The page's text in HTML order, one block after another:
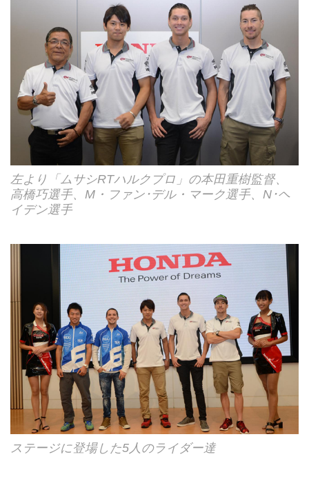
左より「ムサシRTハルクプロ」の本田重樹監督、
高橋巧選手、M・ファン･デル・マーク選手、N･ヘ
イデン選手
ステージに登場した5人のライダー達